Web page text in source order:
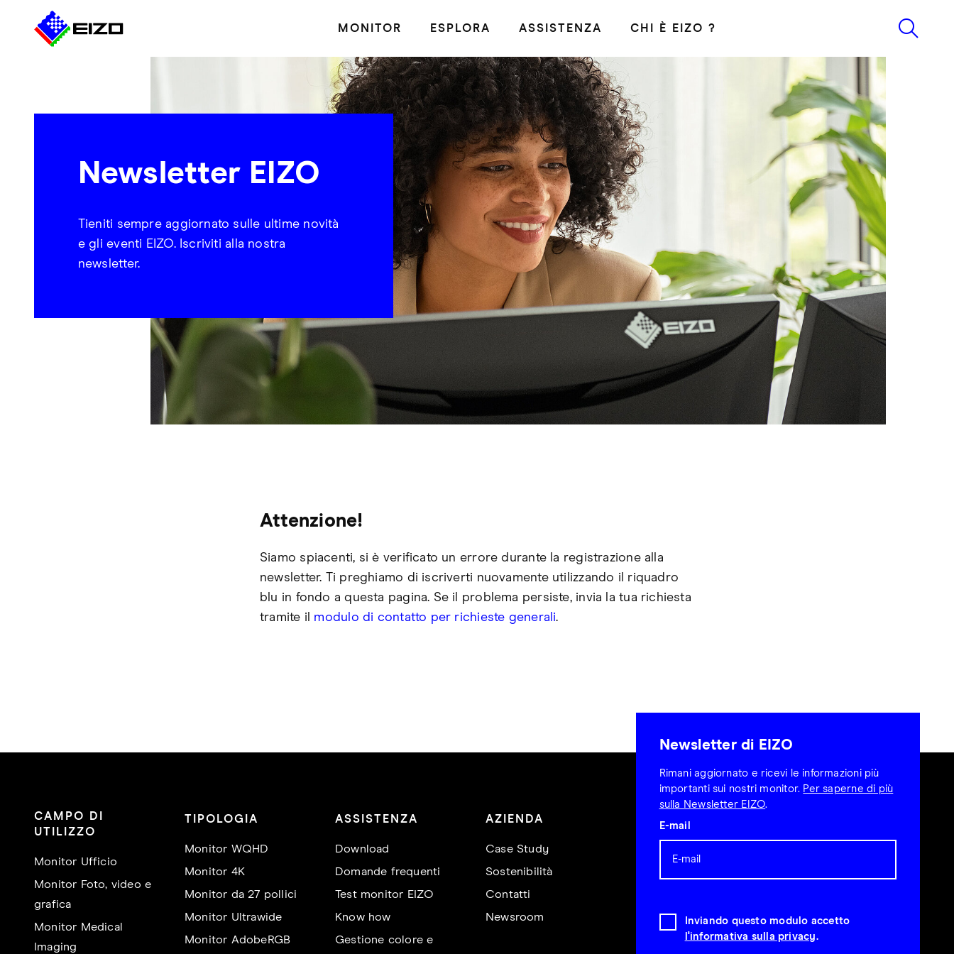
MONITOR ESPLORA ASSISTENZA CHI È EIZO ?
Newsletter EIZO
Tieniti sempre aggiornato sulle ultime novità
e gli eventi EIZO. Iscriviti alla nostra
newsletter.
Attenzione!
Siamo spiacenti, si è verificato un errore durante la registrazione alla
newsletter. Ti preghiamo di iscriverti nuovamente utilizzando il riquadro
blu in fondo a questa pagina. Se il problema persiste, invia la tua richiesta
tramite il modulo di contatto per richieste generali.
Newsletter di EIZO
Rimani aggiornato e ricevi le informazioni più
importanti sui nostri monitor. Per saperne di più
sulla Newsletter EIZO.
E-mail
Inviando questo modulo accetto
l'informativa sulla privacy.
CAMPO DI
UTILIZZO
Monitor Ufficio
Monitor Foto, video e
grafica
Monitor Medical
Imaging
TIPOLOGIA
Monitor WQHD
Monitor 4K
Monitor da 27 pollici
Monitor Ultrawide
Monitor AdobeRGB
ASSISTENZA
Download
Domande frequenti
Test monitor EIZO
Know how
Gestione colore e
AZIENDA
Case Study
Sostenibilità
Contatti
Newsroom